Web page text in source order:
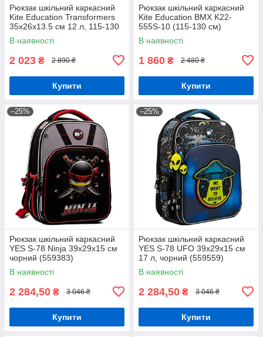
Рюкзак шкільний каркасний
Kite Education Transformers
35x26x13.5 см 12 л, 115-130
см (TF24-555S)
В наявності
2 023 ₴ 2 890 ₴
Купити
Рюкзак шкільний каркасний
Kite Education BMX K22-
555S-10 (115-130 см)
В наявності
1 860 ₴ 2 480 ₴
Купити
–25%
Рюкзак шкільний каркасний
YES S-78 Ninja 39х29х15 см
чорний (559383)
В наявності
2 284,50 ₴ 3 046 ₴
Купити
–25%
Рюкзак шкільний каркасний
YES S-78 UFO 39х29х15 см
17 л, чорний (559559)
В наявності
2 284,50 ₴ 3 046 ₴
Купити